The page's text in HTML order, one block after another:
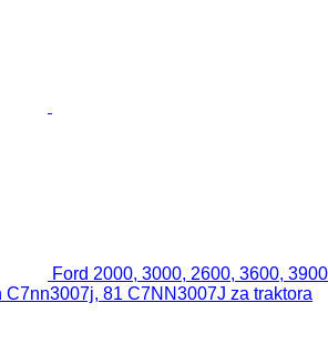
Ford 2000, 3000, 2600, 3600, 3900
C7nn3007j, 81 C7NN3007J za traktora